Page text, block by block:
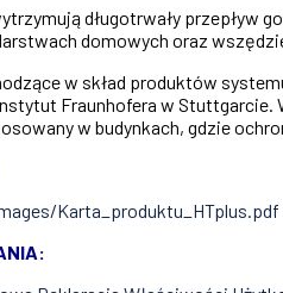
długotrwały przepływ
domowych oraz
w skład produktów
Fraunhofera w Stuttgarcie.
w budynkach, gdzie
Karta_produktu_HTplus.pdf